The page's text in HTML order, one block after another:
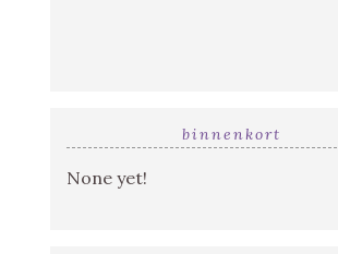
binnenkort
None yet!